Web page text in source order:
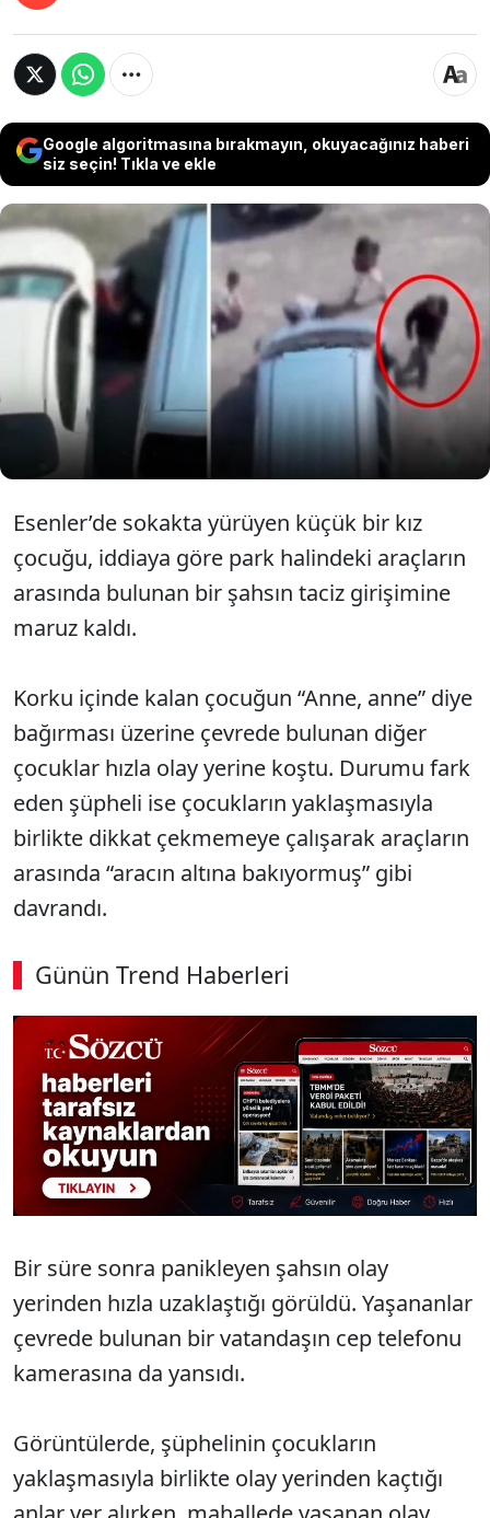
Google algoritmasına bırakmayın, okuyacağınız haberi
siz seçin! Tıkla ve ekle
İstanbul Esenler’de küçük bir kız çocuğuna
yönelik taciz girişimi iddiası mahallede
paniğe neden oldu. Olay, çevredeki
çocukların müdahalesi ve şüphelinin
kaçmasıyla son buldu
Esenler’de sokakta yürüyen küçük bir kız
çocuğu, iddiaya göre park halindeki araçların
arasında bulunan bir şahsın taciz girişimine
maruz kaldı.
Korku içinde kalan çocuğun “Anne, anne” diye
bağırması üzerine çevrede bulunan diğer
çocuklar hızla olay yerine koştu. Durumu fark
eden şüpheli ise çocukların yaklaşmasıyla
birlikte dikkat çekmemeye çalışarak araçların
arasında “aracın altına bakıyormuş” gibi
davrandı.
Günün Trend Haberleri
00:02 / 09:15
Sesi Aç
Bir süre sonra panikleyen şahsın olay
yerinden hızla uzaklaştığı görüldü. Yaşananlar
çevrede bulunan bir vatandaşın cep telefonu
kamerasına da yansıdı.
Görüntülerde, şüphelinin çocukların
yaklaşmasıyla birlikte olay yerinden kaçtığı